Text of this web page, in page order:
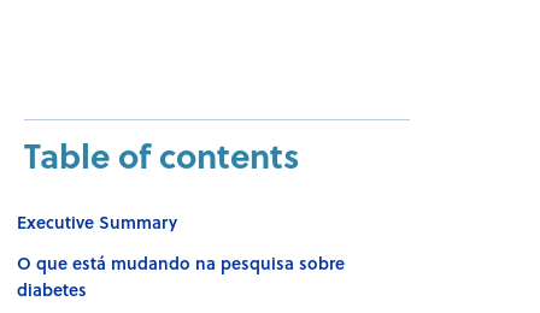
Table of contents
Executive Summary
O que está mudando na pesquisa sobre
diabetes